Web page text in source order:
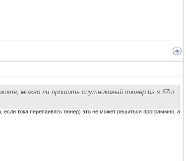
можно ли прошить спутниковый тюнер bs s 67cr
тока перепаивать тюнер) это не может решиться программно, а